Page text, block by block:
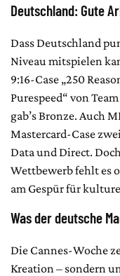
Deutschland: Gute
Dass Deutschland
Niveau mitspielen
9:16-Case „250
Purespeed“ von
gab’s Bronze. Auch
Mastercard-Case
Data und Direct.
Wettbewerb fehlt es
am Gespür für
Was der deutsche
Die Cannes-Woche
Kreation – sondern